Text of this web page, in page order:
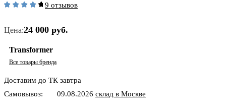
9 отзывов
Цена:24 000 руб.
Transformer
Все товары бренда
Доставим до ТК завтра
Самовывоз:
09.08.2026 склад в Москве